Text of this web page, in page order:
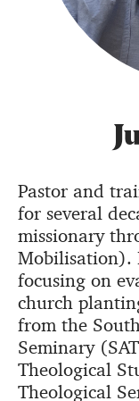
Pastor and
for several
missionary
Mobilisation).
focusing on
church
from the
Seminary
Theological
Theological